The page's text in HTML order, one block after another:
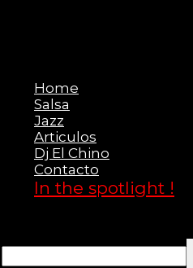
Home
Salsa
Jazz
Articulos
Dj El Chino
Contacto
In the spotlight !